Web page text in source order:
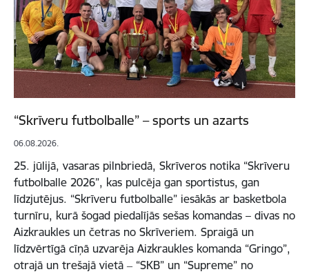
“Skrīveru futbolballe” – sports un azarts
06.08.2026.
25. jūlijā, vasaras pilnbriedā, Skrīveros notika “Skrīveru
futbolballe 2026”, kas pulcēja gan sportistus, gan
līdzjutējus. “Skrīveru futbolballe” iesākās ar basketbola
turnīru, kurā šogad piedalījās sešas komandas – divas no
Aizkraukles un četras no Skrīveriem. Spraigā un
līdzvērtīgā cīņā uzvarēja Aizkraukles komanda “Gringo”,
otrajā un trešajā vietā ‒ “SKB” un “Supreme” no